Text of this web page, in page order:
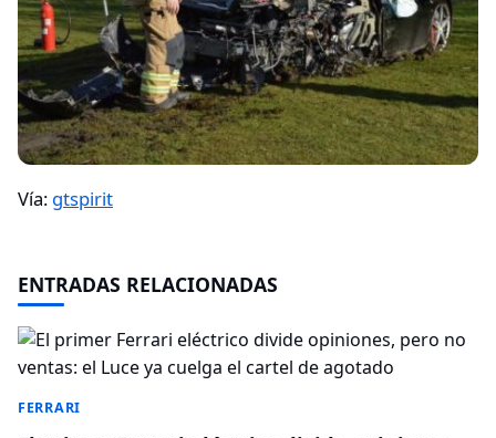
Vía: gtspirit
ENTRADAS RELACIONADAS
FERRARI